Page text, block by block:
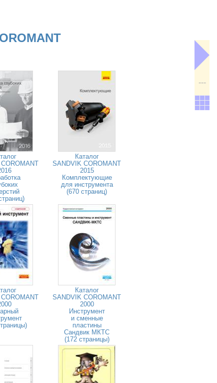
Каталог
SANDVIK COROMANT
2015
Комплектующие
для инструмента
(670 страниц)
Каталог
SANDVIK COROMANT
2000
Инструмент
и сменные
пластины
Сандвик МКТС
(172 страницы)
---